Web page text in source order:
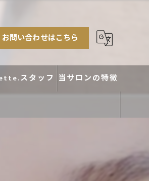
お問い合わせはこちら
スタッフ 当サロンの特徴
エクステ